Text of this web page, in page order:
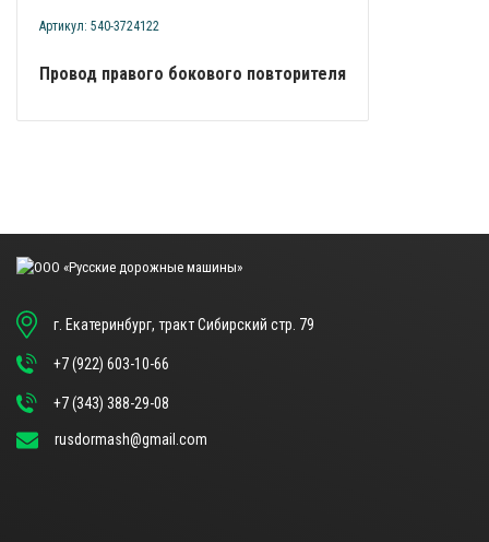
Артикул: 540-3724122
Провод правого бокового повторителя
г. Екатеринбург, тракт Сибирский стр. 79
+7 (922) 603-10-66
+7 (343) 388-29-08
rusdormash@gmail.com